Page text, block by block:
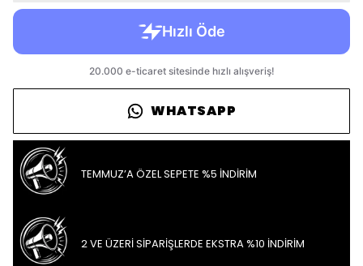
WHATSAPP
TEMMUZ’A ÖZEL SEPETE %5 İNDİRİM
2 VE ÜZERİ SİPARİŞLERDE EKSTRA %10 İNDİRİM